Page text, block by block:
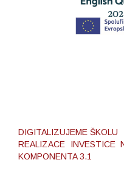
DIGITALIZUJEME ŠKOLU
REALIZACE INVESTICE
KOMPONENTA 3.1